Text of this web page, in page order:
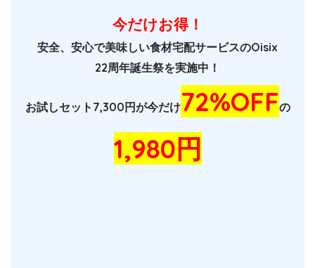
今だけお得！
安全、安心で美味しい食材宅配サービスのOisix
22周年誕生祭を実施中！
お試しセット7,300円が今だけ72%OFFの
1,980円